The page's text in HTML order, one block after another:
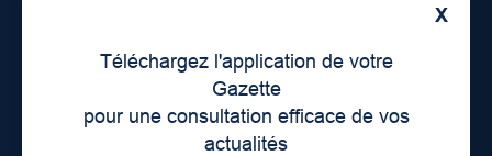
X
Téléchargez l'application de votre
Gazette
pour une consultation efficace de vos
actualités
Lieux de distribution